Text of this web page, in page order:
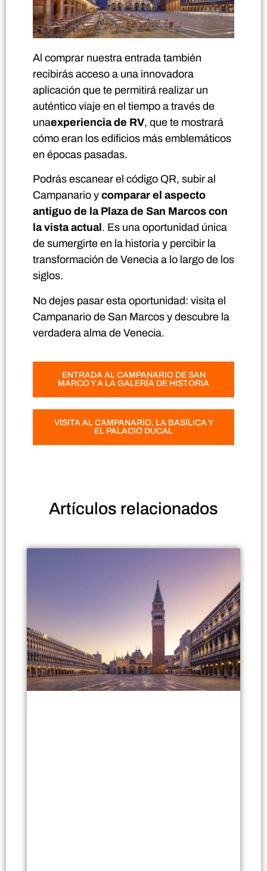
Al comprar nuestra entrada también
recibirás acceso a una innovadora
aplicación que te permitirá realizar un
auténtico viaje en el tiempo a través de
unaexperiencia de RV, que te mostrará
cómo eran los edificios más emblemáticos
en épocas pasadas.
Podrás escanear el código QR, subir al
Campanario y comparar el aspecto
antiguo de la Plaza de San Marcos con
la vista actual . Es una oportunidad única
de sumergirte en la historia y percibir la
transformación de Venecia a lo largo de los
siglos.
No dejes pasar esta oportunidad: visita el
Campanario de San Marcos y descubre la
verdadera alma de Venecia.
ENTRADA AL CAMPANARIO DE SAN
MARCO Y A LA GALERÍA DE HISTORIA
VISITA AL CAMPANARIO, LA BASÍLICA Y
EL PALACIO DUCAL
Artículos relacionados